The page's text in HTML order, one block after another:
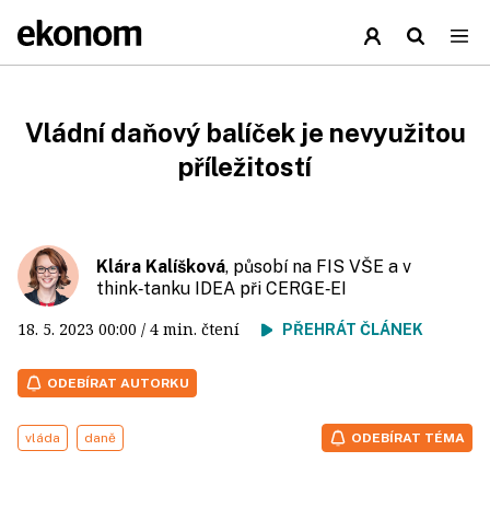
Vládní daňový balíček je nevyužitou
příležitostí
Klára Kalíšková, působí na FIS VŠE a v
think‑tanku IDEA při CERGE‑EI
18. 5. 2023 00:00 / 4 min. čtení PŘEHRÁT ČLÁNEK
ODEBÍRAT AUTORKU
vláda daně ODEBÍRAT TÉMA